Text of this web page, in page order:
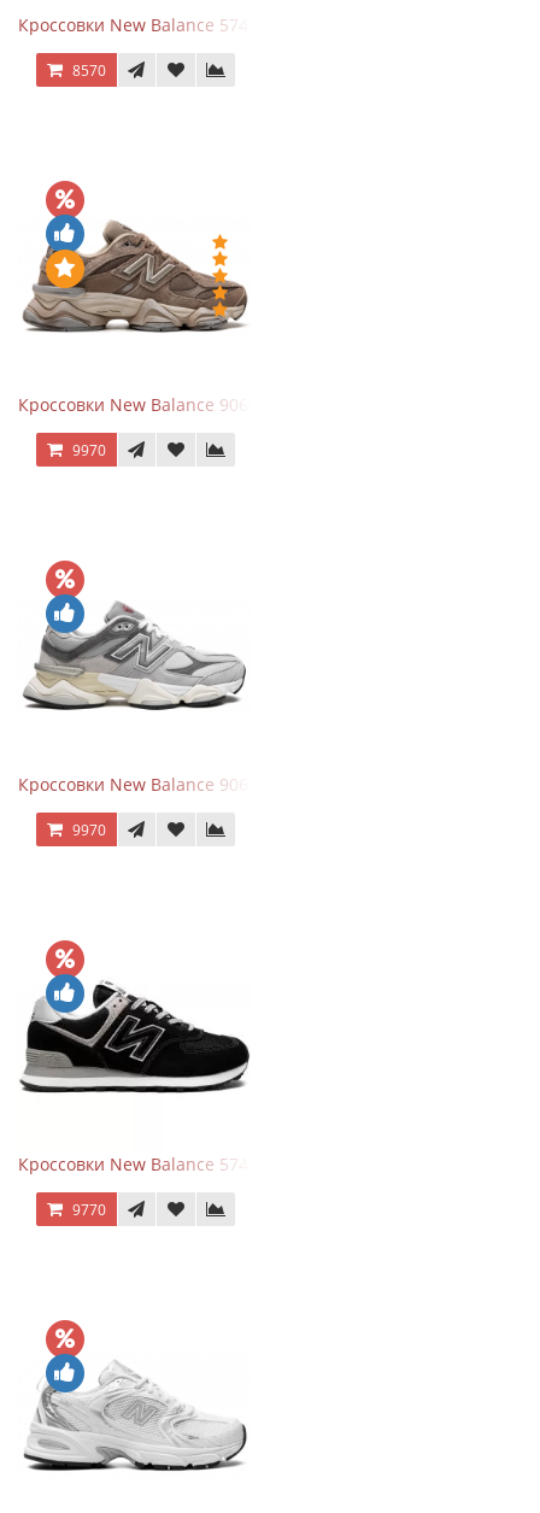
Кроссовки New Balance 574 Navy Blue White
8570
Кроссовки New Balance 9060 Mushroom
9970
Кроссовки New Balance 9060 Rain Cloud Grey
9970
Кроссовки New Balance 574 Evergreen Black
9770